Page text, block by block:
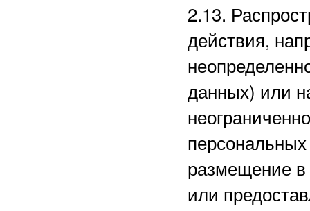
2.13.
действия,
данных) или
размещение
или